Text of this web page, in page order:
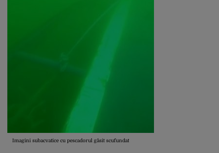
Imagini subacvatice cu pescadorul găsit scufundat